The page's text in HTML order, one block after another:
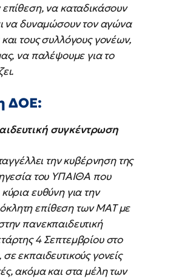
επίθεση, να καταδικάσουν
να δυναμώσουν τον αγώνα
τους συλλόγους γονέων,
να παλέψουμε για το
ΔΟΕ:
συγκέντρωση
την κυβέρνηση της
του ΥΠΑΙΘΑ που
ευθύνη για την
επίθεση των ΜΑΤ με
πανεκπαιδευτική
4 Σεπτεμβρίου στο
εκπαιδευτικούς γονείς
ακόμα και στα μέλη των